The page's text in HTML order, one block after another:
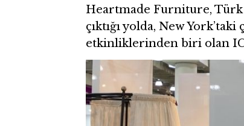
Heartmade Furniture, Türk
çıktığı yolda, New
etkinliklerinden biri olan